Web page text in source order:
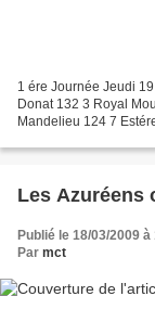
1 ére Journée Jeudi
Donat 132 3 Royal
Mandelieu 124 7
Les Azuréens
Publié le 18/03/2009 à
Par mct